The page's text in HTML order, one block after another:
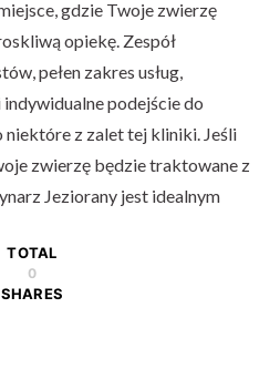
gdzie Twoje zwierzę
opiekę. Zespół
pełen zakres usług,
podejście do
z zalet tej kliniki. Jeśli
zwierzę będzie traktowane z
Jeziorany jest idealnym
TOTAL
0
SHARES